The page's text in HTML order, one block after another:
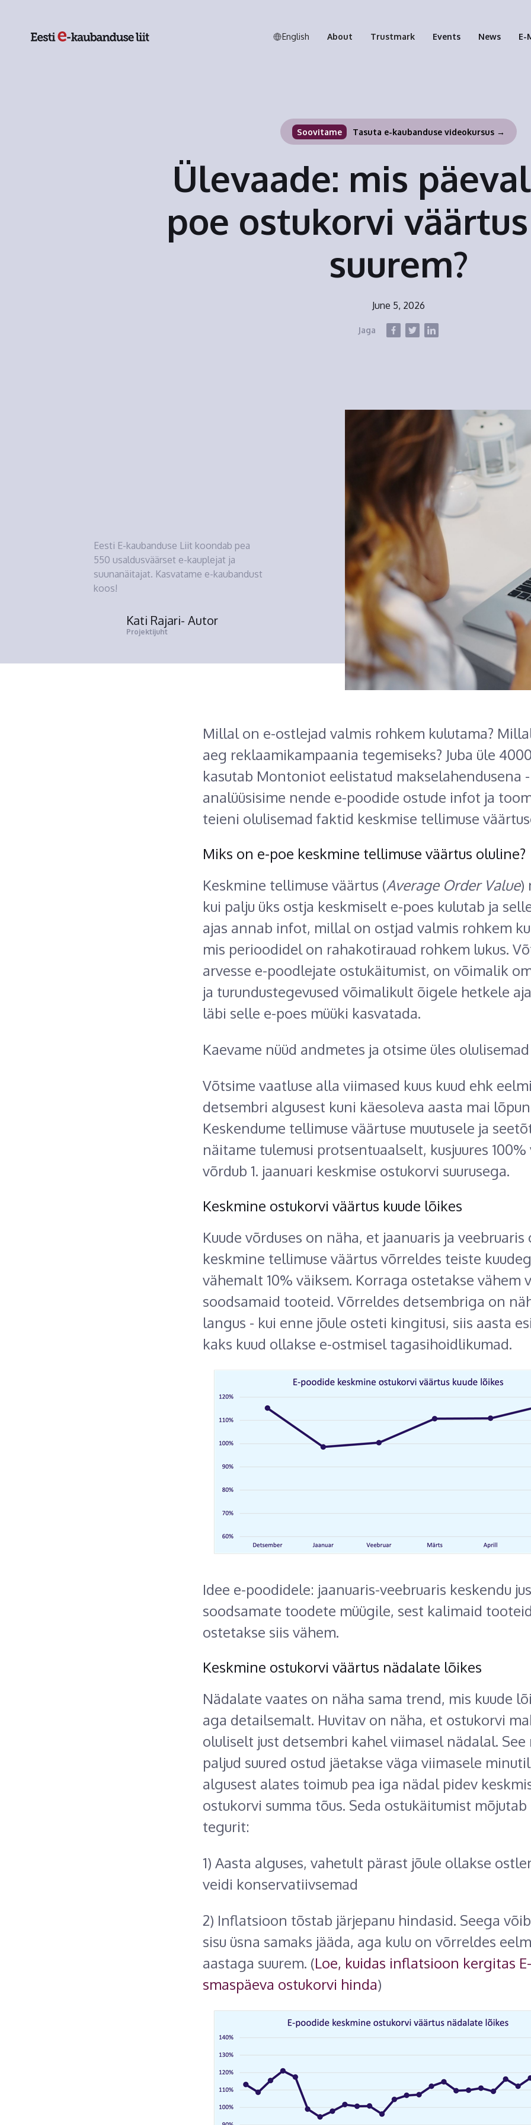
English About Trustmark Events News E-
Soovitame Tasuta e-kaubanduse videokursus →
Ülevaade: mis
poe ostukorvi
suurem?
June 5, 2026
Jaga
Eesti E-kaubanduse Liit koondab pea
550 usaldusväärset e-kauplejat ja
suunanäitajat. Kasvatame e-kaubandust
koos!
Kati Rajari- Autor
Projektijuht
Millal on e-ostlejad valmis rohkem kulutama?
aeg reklaamikampaania tegemiseks? Juba üle
kasutab Montoniot eelistatud makselahendusena -
analüüsisime nende e-poodide ostude infot ja
teieni olulisemad faktid keskmise tellimuse
Miks on e-poe keskmine tellimuse väärtus oluline?
Keskmine tellimuse väärtus (Average Order Value)
kui palju üks ostja keskmiselt e-poes kulutab ja
ajas annab infot, millal on ostjad valmis rohkem
mis perioodidel on rahakotirauad rohkem lukus.
arvesse e-poodlejate ostukäitumist, on võimalik
ja turundustegevused võimalikult õigele hetkele
läbi selle e-poes müüki kasvatada.
Kaevame nüüd andmetes ja otsime üles
Võtsime vaatluse alla viimased kuus kuud ehk
detsembri algusest kuni käesoleva aasta mai
Keskendume tellimuse väärtuse muutusele ja
näitame tulemusi protsentuaalselt, kusjuures 100%
võrdub 1. jaanuari keskmise ostukorvi suurusega.
Keskmine ostukorvi väärtus kuude lõikes
Kuude võrduses on näha, et jaanuaris ja veebruaris
keskmine tellimuse väärtus võrreldes teiste
vähemalt 10% väiksem. Korraga ostetakse vähem
soodsamaid tooteid. Võrreldes detsembriga on
langus - kui enne jõule osteti kingitusi, siis aasta
kaks kuud ollakse e-ostmisel tagasihoidlikumad.
Idee e-poodidele: jaanuaris-veebruaris keskendu
soodsamate toodete müügile, sest kalimaid
ostetakse siis vähem.
Keskmine ostukorvi väärtus nädalate lõikes
Nädalate vaates on näha sama trend, mis kuude
aga detailsemalt. Huvitav on näha, et ostukorvi
oluliselt just detsembri kahel viimasel nädalal. See
paljud suured ostud jäetakse väga viimasele
algusest alates toimub pea iga nädal pidev
ostukorvi summa tõus. Seda ostukäitumist mõjutab
tegurit:
1) Aasta alguses, vahetult pärast jõule ollakse
veidi konservatiivsemad
2) Inflatsioon tõstab järjepanu hindasid. Seega
sisu üsna samaks jääda, aga kulu on võrreldes
aastaga suurem. (Loe, kuidas inflatsioon kergitas E-
smaspäeva ostukorvi hinda)